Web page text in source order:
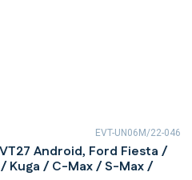
Android, Ford Fiesta /
Kuga / C-Max / S-Max /
EVT-UN06M/22-046